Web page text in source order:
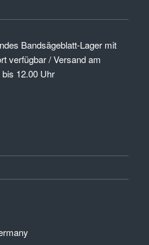
Bandsägeblatt-Lager mit
verfügbar / Versand am
12.00 Uhr